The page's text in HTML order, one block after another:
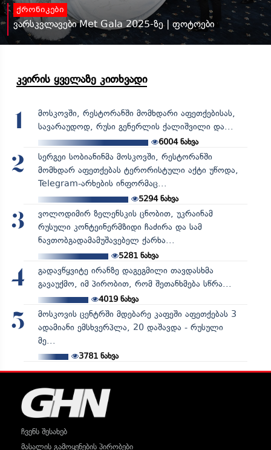
ქრონიკები
ვარსკვლავები Met Gala 2025-ზე | ფოტოები
კვირის ყველაზე კითხვადი
1
მოსკოვში, რესტორანში მომხდარი აფეთქებისას,
სავარაუდოდ, რუსი გენერლის ქალიშვილი და...
6004ნახვა
2
სერგეი სობიანინმა მოსკოვში, რესტორანში
მომხდარ აფეთქებას ტერორისტული აქტი უწოდა,
Telegram-არხების ინფორმაც...
5294ნახვა
3
ვოლოდიმირ ზელენსკის ცნობით, უკრაინამ
რუსული კონტეინერმზიდი ჩაძირა და სამ
ნავთობგადამამუშავებელ ქარხა...
5281ნახვა
4
გადავწყვიტე ირანზე დაგეგმილი თავდასხმა
გავაუქმო, იმ პირობით, რომ შეთანხმება სწრა...
4019ნახვა
5
მოსკოვის ცენტრში მდებარე კაფეში აფეთქებას 3
ადამიანი ემსხვერპლა, 20 დაშავდა - რუსული
მე...
3781ნახვა
ჩვენს შესახებ
მასალის გამოყენების პირობები